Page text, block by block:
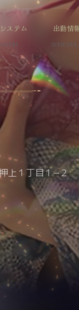
ステム 出勤情
上１丁目１−２